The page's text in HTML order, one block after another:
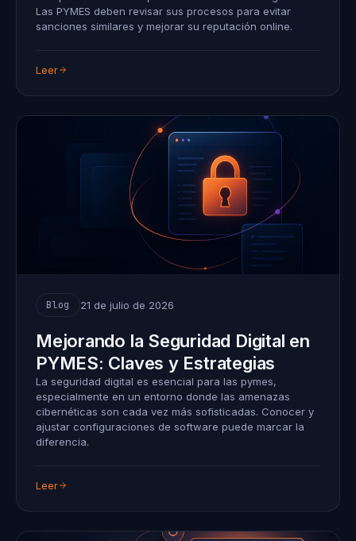
Las PYMES deben revisar sus procesos para evitar
sanciones similares y mejorar su reputación online.
Leer
Blog 21 de julio de 2026
Mejorando la Seguridad Digital en
PYMES: Claves y Estrategias
La seguridad digital es esencial para las pymes,
especialmente en un entorno donde las amenazas
cibernéticas son cada vez más sofisticadas. Conocer y
ajustar configuraciones de software puede marcar la
diferencia.
Leer